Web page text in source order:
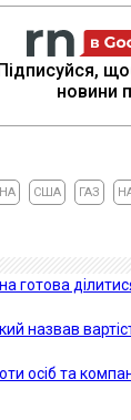
Підписуйся,
новини
США ГАЗ
готова
назвав
осіб та